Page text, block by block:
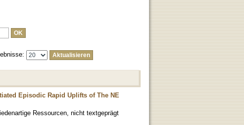
Episodic Rapid Uplifts of The NE
Ressourcen, nicht textgeprägt